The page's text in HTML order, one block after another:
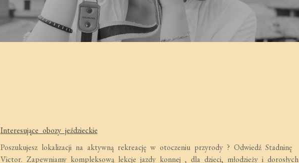
Interesujące obozy jeździeckie
Poszukujesz lokalizacji na aktywną rekreację w otoczeniu przyrody ? Odwiedź Stadninę
Victor. Zapewniamy kompleksową lekcje jazdy konnej , dla dzieci, młodzieży i dorosłych